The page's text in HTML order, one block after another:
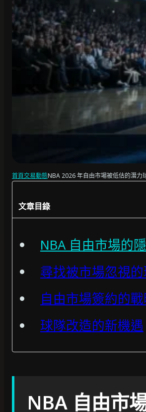
首頁交易動態NBA 2026 年自由市場被低估的潛力
文章目錄
NBA 自由市場的
尋找被市場忽視
自由市場簽約的
球隊改造的新機遇
NBA 自由市